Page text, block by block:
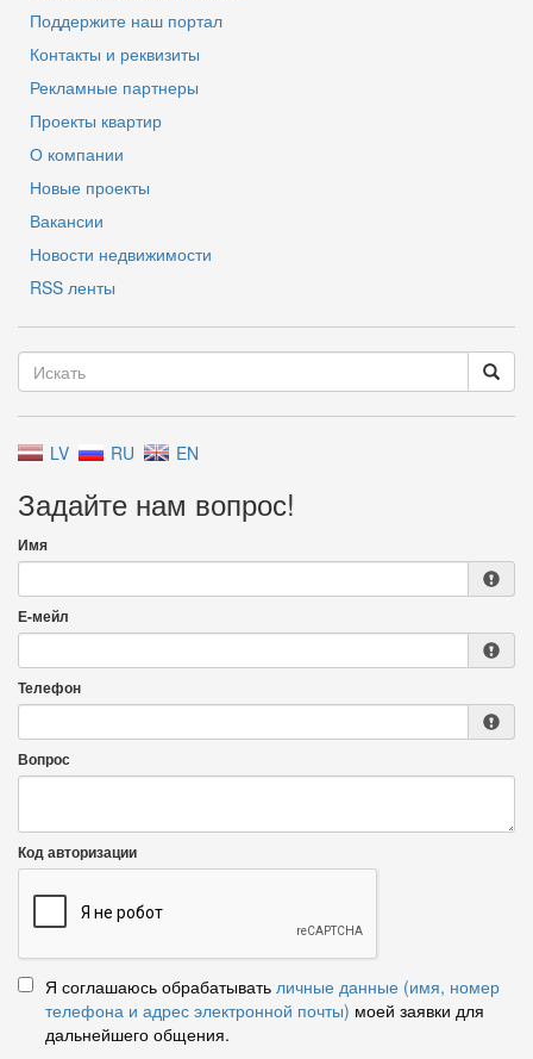
Поддержите наш портал
Контакты и реквизиты
Рекламные партнеры
Проекты квартир
О компании
Новые проекты
Вакансии
Новости недвижимости
RSS ленты
LV RU EN
Задайте нам вопрос!
Имя
Е-мейл
Телефон
Вопрос
Код авторизации
Я соглашаюсь обрабатывать личные данные (имя, номер
телефона и адрес электронной почты) моей заявки для
дальнейшего общения.